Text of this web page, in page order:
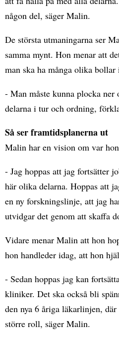
någon del, säger Malin.
De största utmaningarna ser
samma mynt. Hon menar att
man ska ha många olika
- Man måste kunna plocka ner
delarna i tur och ordning,
Så ser framtidsplanerna ut
Malin har en vision om var
- Jag hoppas att jag fortsätter
här olika delarna. Hoppas att
en ny forskningslinje, att jag
utvidgar det genom att skaffa
Vidare menar Malin att hon
hon handleder idag, att hon
- Sedan hoppas jag kan
kliniker. Det ska också bli
den nya 6 åriga läkarlinjen,
större roll, säger Malin.